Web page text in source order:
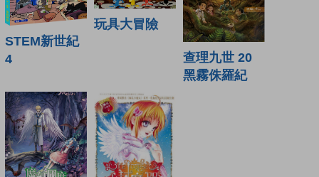
STEM新世紀
4
玩具大冒險
查理九世 20
黑霧侏羅紀